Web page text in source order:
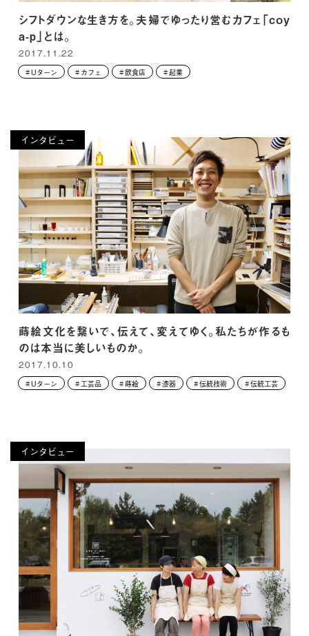
シフトダウンな生き方を。夫婦でゆったり営むカフェ「coy
a-p」とは。
2017.11.22
Uターン カフェ 飲食店 起業
蒔絵文化を繋いで、伝えて、変えてゆく。私たちが作るも
のは本当に美しいものか。
2017.10.10
Uターン 工芸品 蒔絵 漆器 伝統技術 伝統工芸
インタビュー
インタビュー